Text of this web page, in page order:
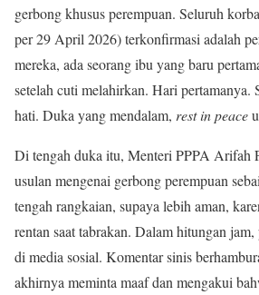
gerbong khusus perempuan. Seluruh
per 29 April 2026) terkonfirmasi adalah
mereka, ada seorang ibu yang baru
setelah cuti melahirkan. Hari pertamanya.
hati. Duka yang mendalam, rest in peace
Di tengah duka itu, Menteri PPPA Arifah
usulan mengenai gerbong perempuan
tengah rangkaian, supaya lebih aman,
rentan saat tabrakan. Dalam hitungan
di media sosial. Komentar sinis
akhirnya meminta maaf dan mengakui